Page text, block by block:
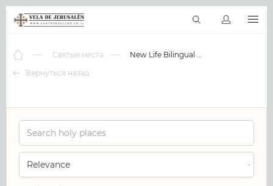
Виртуальные туры
RU
Вернуться назад
Святые места New Life Bilingual Church